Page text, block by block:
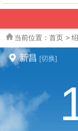
当前位置： 首页 >
新昌 [切换]